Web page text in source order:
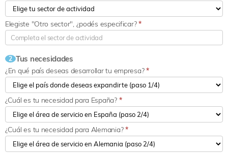
Elegiste "Otro sector", ¿podés especificar?*
2 Tus necesidades
¿En qué país deseas desarrollar tu empresa?*
¿Cuál es tu necesidad para España? *
¿Cuál es tu necesidad para Alemania?*